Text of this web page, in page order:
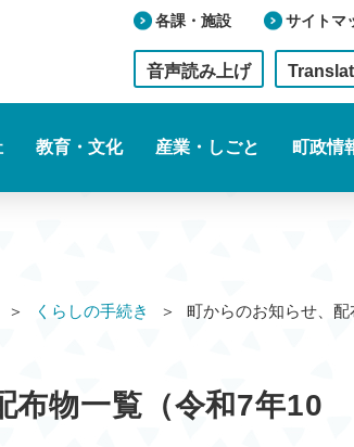
各課・施設 サイトマ
音声読み上げ
教育・文化 産業・しごと 町政情
くらしの手続き 町からのお知らせ、
布物一覧（令和7年10